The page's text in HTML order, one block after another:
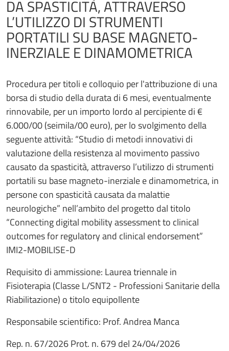
DA SPASTICITÀ, ATTRAVERSO
L’UTILIZZO DI STRUMENTI
PORTATILI SU BASE MAGNETO-
INERZIALE E DINAMOMETRICA
Procedura per titoli e colloquio per l'attribuzione di una
borsa di studio della durata di 6 mesi, eventualmente
rinnovabile, per un importo lordo al percipiente di €
6.000/00 (seimila/00 euro), per lo svolgimento della
seguente attività: “Studio di metodi innovativi di
valutazione della resistenza al movimento passivo
causato da spasticità, attraverso l’utilizzo di strumenti
portatili su base magneto-inerziale e dinamometrica, in
persone con spasticità causata da malattie
neurologiche” nell’ambito del progetto dal titolo
“Connecting digital mobility assessment to clinical
outcomes for regulatory and clinical endorsement”
IMI2-MOBILISE-D
Requisito di ammissione: Laurea triennale in
Fisioterapia (Classe L/SNT2 - Professioni Sanitarie della
Riabilitazione) o titolo equipollente
Responsabile scientifico: Prof. Andrea Manca
Rep. n. 67/2026 Prot. n. 679 del 24/04/2026